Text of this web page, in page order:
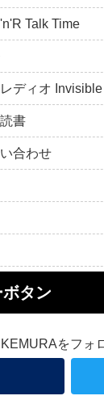
Talk Time
ディオ
書
合わせ
タン
をフォ